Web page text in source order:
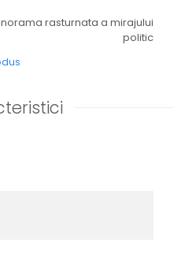
rasturnata a mirajului
politic